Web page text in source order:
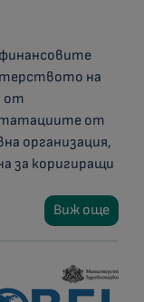
на
от
от
организация,
за коригиращи
Виж още